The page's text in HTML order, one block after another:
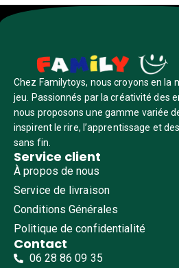
Chez Familytoys, nous croyons en la
jeu. Passionnés par la créativité des
nous proposons une gamme variée
inspirent le rire, l’apprentissage et
sans fin.
Service client
À propos de nous
Service de livraison
Conditions Générales
Politique de confidentialité
Contact
06 28 86 09 35